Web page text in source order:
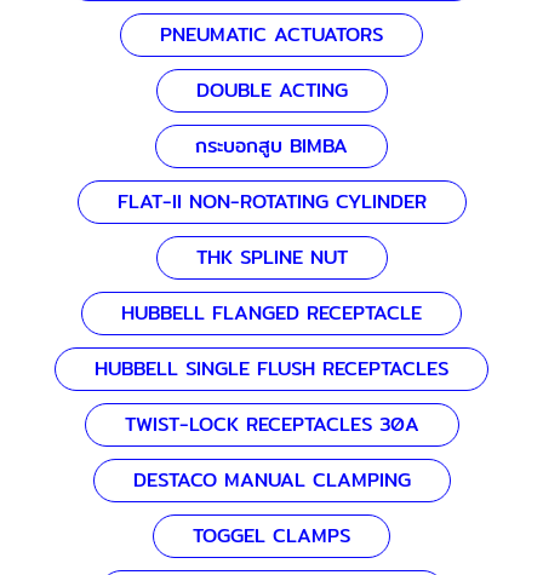
PNEUMATIC ACTUATORS
DOUBLE ACTING
กระบอกสูบ BIMBA
FLAT-II NON-ROTATING CYLINDER
THK SPLINE NUT
HUBBELL FLANGED RECEPTACLE
HUBBELL SINGLE FLUSH RECEPTACLES
TWIST-LOCK RECEPTACLES 30A
DESTACO MANUAL CLAMPING
TOGGEL CLAMPS